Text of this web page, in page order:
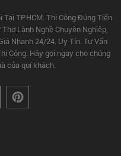
TP.HCM. Thi Công Đúng Tiến
Lành Nghề Chuyên Nghiệp,
Nhanh 24/24. Uy Tín. Tư Vấn
Công. Hãy gọi ngay cho chúng
của quí khách.